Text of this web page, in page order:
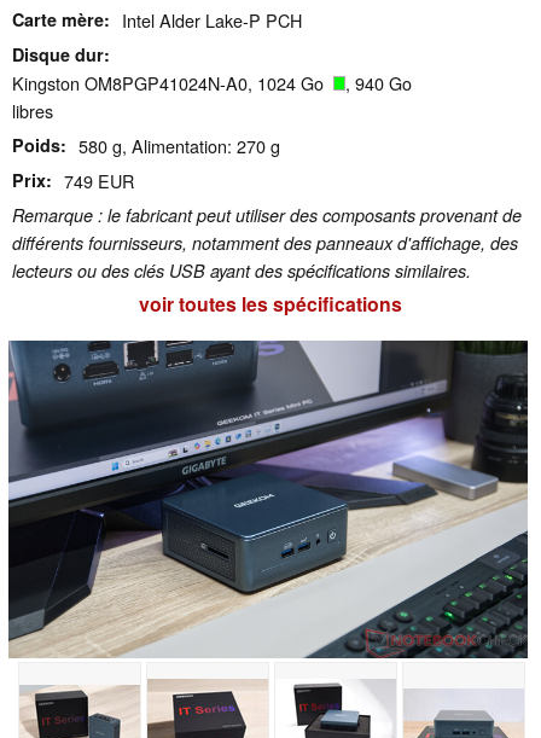
Carte mère Intel Alder Lake-P PCH
Disque dur
Kingston OM8PGP41024N-A0, 1024 Go
, 940 Go
libres
Poids 580 g, Alimentation: 270 g
Prix 749 EUR
Remarque : le fabricant peut utiliser des composants provenant de
différents fournisseurs, notamment des panneaux d'affichage, des
lecteurs ou des clés USB ayant des spécifications similaires.
voir toutes les spécifications